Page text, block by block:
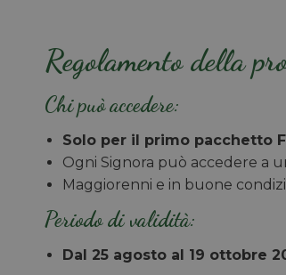
Regolamento della
Chi può accedere:
Solo per il primo pacchetto
Ogni Signora può accedere a
Maggiorenni e in buone
Periodo di validità:
Dal 25 agosto al 19 ottobre